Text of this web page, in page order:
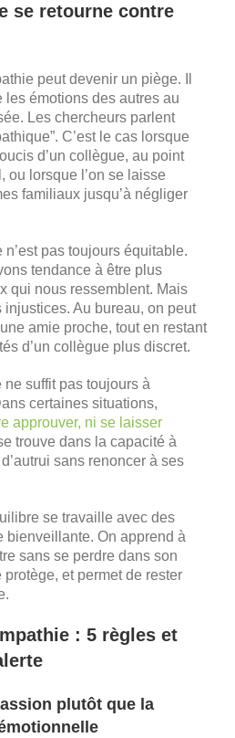
se retourne contre
peut devenir un piège. Il
les émotions des autres au
Les chercheurs parlent
C’est le cas lorsque
d’un collègue, au point
ou lorsque l’on se laisse
familiaux jusqu’à négliger
n’est pas toujours équitable.
tendance à être plus
qui nous ressemblent. Mais
Au bureau, on peut
amie proche, tout en restant
d’un collègue plus discret.
ne suffit pas toujours à
certaines situations,
approuver, ni se laisser
trouve dans la capacité à
sans renoncer à ses
se travaille avec des
bienveillante. On apprend à
sans se perdre dans son
et permet de rester
: 5 règles et
plutôt que la